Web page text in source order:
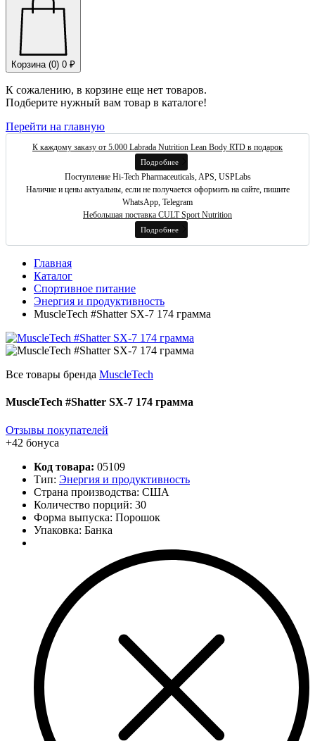
Корзина (0) 0 ₽
К сожалению, в корзине еще нет товаров.
Подберите нужный вам товар в каталоге!
Перейти на главную
К каждому заказу от 5.000 Labrada Nutrition Lean Body RTD в подарок
Подробнее
Поступление Hi-Tech Pharmaceuticals, APS, USPLabs
Наличие и цены актуальны, если не получается оформить на сайте, пишите
WhatsApp, Telegram
Небольшая поставка CULT Sport Nutrition
Подробнее
Главная
Каталог
Спортивное питание
Энергия и продуктивность
MuscleTech #Shatter SX-7 174 грамма
Все товары бренда MuscleTech
MuscleTech #Shatter SX-7 174 грамма
Отзывы покупателей
+42 бонуса
Код товара: 05109
Тип: Энергия и продуктивность
Страна производства: США
Количество порций: 30
Форма выпуска: Порошок
Упаковка: Банка